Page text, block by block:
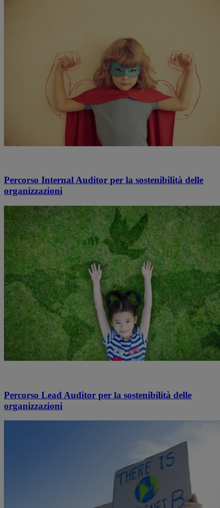
Percorso Internal Auditor per la sostenibilità delle
organizzazioni
Percorso Lead Auditor per la sostenibilità delle
organizzazioni